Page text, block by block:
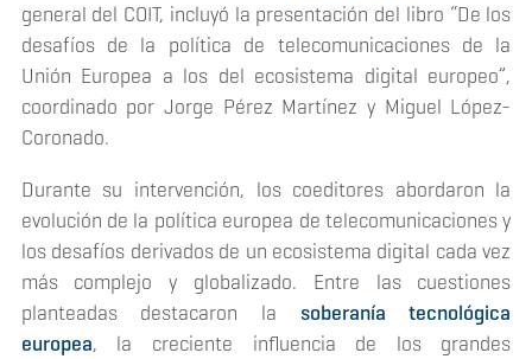
general del COIT, incluyó la presentación del libro “De los
desafíos de la política de telecomunicaciones de la
Unión Europea a los del ecosistema digital europeo”,
coordinado por Jorge Pérez Martínez y Miguel López-
Coronado.
Durante su intervención, los coeditores abordaron la
evolución de la política europea de telecomunicaciones y
los desafíos derivados de un ecosistema digital cada vez
más complejo y globalizado. Entre las cuestiones
planteadas destacaron la soberanía tecnológica
europea, la creciente influencia de los grandes